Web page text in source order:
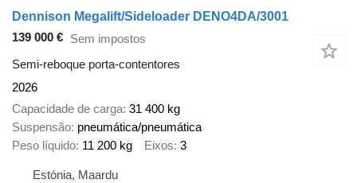
Dennison Megalift/Sideloader DENO4DA/3001
139 000 € Sem impostos
Semi-reboque porta-contentores
2026
Capacidade de carga 31 400 kg
Suspensão pneumática/pneumática
Peso líquido 11 200 kg Eixos 3
Estónia, Maardu